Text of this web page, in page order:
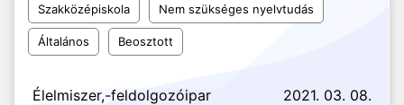
Szakközépiskola Nem szükséges nyelvtudás
Általános Beosztott
Élelmiszer,-feldolgozóipar 2021. 03. 08.